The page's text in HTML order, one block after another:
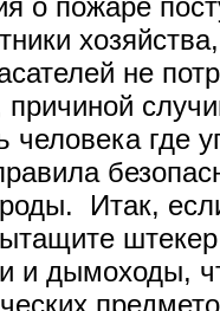
о пожаре
не
причиной
человека где
Итак,
и дымоходы,